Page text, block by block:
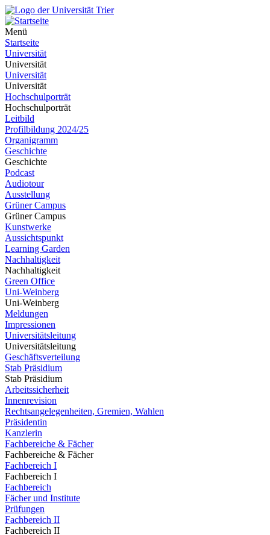
Menü
Startseite
Universität
Universität
Universität
Universität
Hochschulporträt
Hochschulporträt
Leitbild
Profilbildung 2024/25
Organigramm
Geschichte
Geschichte
Podcast
Audiotour
Ausstellung
Grüner Campus
Grüner Campus
Kunstwerke
Aussichtspunkt
Learning Garden
Nachhaltigkeit
Nachhaltigkeit
Green Office
Uni-Weinberg
Uni-Weinberg
Meldungen
Impressionen
Universitätsleitung
Universitätsleitung
Geschäftsverteilung
Stab Präsidium
Stab Präsidium
Arbeitssicherheit
Innenrevision
Rechtsangelegenheiten, Gremien, Wahlen
Präsidentin
Kanzlerin
Fachbereiche & Fächer
Fachbereiche & Fächer
Fachbereich I
Fachbereich I
Fachbereich
Fächer und Institute
Prüfungen
Fachbereich II
Fachbereich II